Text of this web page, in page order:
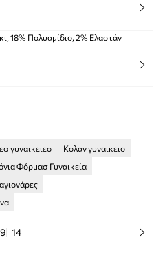
18% Πολυαμίδιο, 2% Ελαστάν
γυναικειεσ
Κολαν γυναικειο
Φόρμασ Γυναικεία
14